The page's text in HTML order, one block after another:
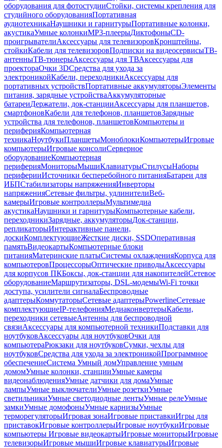
оборудования для фотостудииСтойки, системы крепления для
студийного оборудованияПортативная
аудиотехникаНаушники и гарнитурыПортативные колонки,
акустикаУмные колонкиMP3-плеерыДиктофоныCD-
проигрывателиАксессуары для телевизоровКронштейны,
стойкиКабели для телевизоровПодписки на видеосервисыТВ-
антенныТВ-тюнерыАксессуары для ТВАксессуары для
проектораОчки 3DСредства для ухода за
электроникойКабели, переходникиАксессуары для
портативных устройствПортативные аккумуляторыЭлементы
питания, зарядные устройстваАккумуляторные
батареиДержатели, док-станцииАксессуары для планшетов,
смартфоновКабели для телефонов, планшетовЗарядные
устройства для телефонов, планшетовКомпьютеры и
периферияКомпьютерная
техникаНоутбукиПланшетыМоноблокиКомпьютерыИгровые
компьютерыИгровые консолиСерверное
оборудованиеКомпьютерная
периферияМониторыМышиКлавиатурыСтилусыНаборы
периферииИсточники бесперебойного питанияБатареи для
ИБПСтабилизаторы напряженияИнверторы
напряженияСетевые фильтры, удлинителиВеб-
камерыИгровые контроллерыМультимедиа
акустикаНаушники и гарнитурыКомпьютерные кабели,
переходникиЗарядные, аккумуляторыДок-станции,
репликаторыИнтерактивные панели,
доскиКомплектующиеЖесткие диски, SSDОперативная
памятьВидеокартыКомпьютерные блоки
питанияМатеринские платыСистемы охлажденияКорпуса для
компьютеровПроцессорыОптические приводыАксессуары
для корпусов ПКБоксы, док-станции для накопителейСетевое
оборудованиеМаршрутизаторы, DSL-модемыWi-Fi точки
доступа, усилители сигналаБеспроводные
адаптерыКоммутаторыСетевые адаптерыPowerlineСетевые
комплектующиеIP-телефонияМедиаконвертерыКабели,
переходники сетевыеАнтенны для беспроводной
связиАксессуары для компьютерной техникиПодставки для
ноутбуковАксессуары для ноутбуковОчки для
компьютераРюкзаки для ноутбуковСумки, чехлы для
ноутбуковСредства для ухода за электроникойПрограммное
обеспечениеСистема Умный домУправление умным
домомУмные колонки, станцииУмные камеры
видеонаблюденияУмные датчики для домаУмные
лампыУмные выключателиУмные розеткиУмные
светильникиУмные светодиодные лентыУмные релеУмные
замкиУмные домофоныУмные карнизыУмные
терморегуляторыИгровая зонаИгровые приставкиИгры для
приставокИгровые контроллерыИгровые ноутбукиИгровые
компьютеры Игровые видеокартыИгровые мониторыИгровые
телевизорыИгровые мышиИгровые клавиатурыИгровые